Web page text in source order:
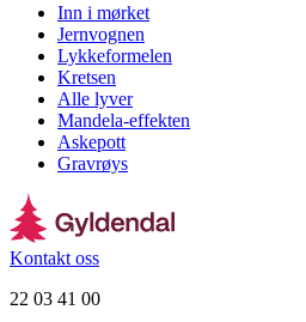
Inn i mørket
Jernvognen
Lykkeformelen
Kretsen
Alle lyver
Mandela-effekten
Askepott
Gravrøys
Kontakt oss
22 03 41 00